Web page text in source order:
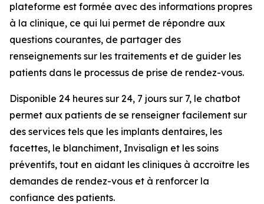
plateforme est formée avec des informations propres
à la clinique, ce qui lui permet de répondre aux
questions courantes, de partager des
renseignements sur les traitements et de guider les
patients dans le processus de prise de rendez-vous.
Disponible 24 heures sur 24, 7 jours sur 7, le chatbot
permet aux patients de se renseigner facilement sur
des services tels que les implants dentaires, les
facettes, le blanchiment, Invisalign et les soins
préventifs, tout en aidant les cliniques à accroître les
demandes de rendez-vous et à renforcer la
confiance des patients.